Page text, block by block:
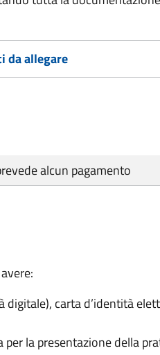
da allegare
alcun pagamento
carta d’identità
la presentazione della